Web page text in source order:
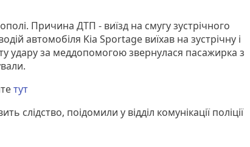
Причина ДТП - виїзд на смугу зустрічного
автомобіля Kia Sportage виїхав на зустрічну і
удару за меддопомогою звернулася пасажирка з
тут
слідство, поідомили у відділ комунікації поліції